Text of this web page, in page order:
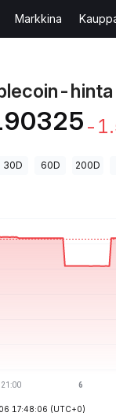
Markkina
hinta
-
30D 60D 200D
17:48:06 (UTC+0)